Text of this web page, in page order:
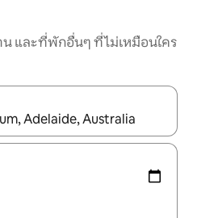
และที่พักอื่นๆ ที่ไม่เหมือนใคร
สหรือปัด เพื่อสำรวจผลการค้นหา